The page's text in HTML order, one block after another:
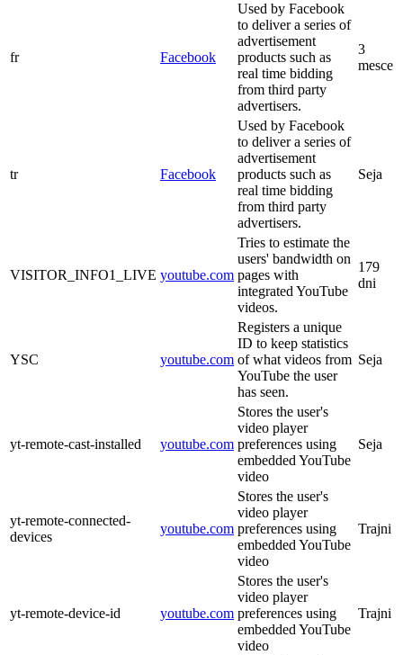
fr Facebook
Used by Facebook
to deliver a series of
advertisement
products such as
real time bidding
from third party
advertisers.
3
mesce
tr Facebook
Used by Facebook
to deliver a series of
advertisement
products such as
real time bidding
from third party
advertisers.
Seja
VISITOR_INFO1_LIVE youtube.com
Tries to estimate the
users' bandwidth on
pages with
integrated YouTube
videos.
179
dni
YSC youtube.com
Registers a unique
ID to keep statistics
of what videos from
YouTube the user
has seen.
Seja
yt-remote-cast-installed youtube.com
Stores the user's
video player
preferences using
embedded YouTube
video
Seja
yt-remote-connected-
devices
youtube.com
Stores the user's
video player
preferences using
embedded YouTube
video
Trajni
yt-remote-device-id youtube.com
Stores the user's
video player
preferences using
embedded YouTube
video
Trajni